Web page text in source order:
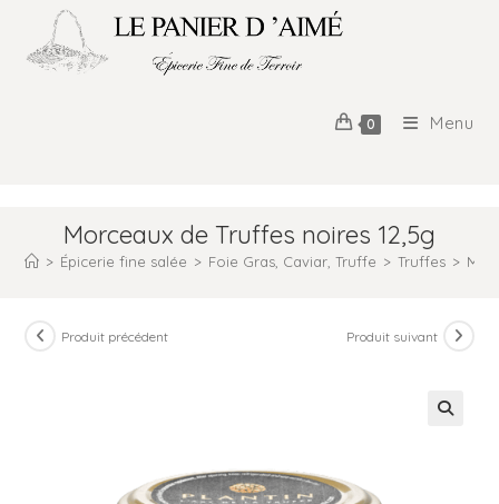
0 Menu
Morceaux de Truffes noires 12,5g
> Épicerie fine salée > Foie Gras, Caviar, Truffe > Truffes >
Produit précédent Produit suivant